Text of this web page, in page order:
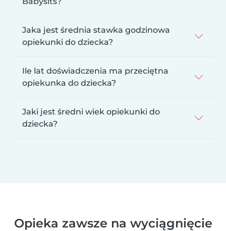
Jaka jest średnia stawka godzinowa
opiekunki do dziecka?
Ile lat doświadczenia ma przeciętna
opiekunka do dziecka?
Jaki jest średni wiek opiekunki do
dziecka?
Opieka zawsze na wyciągnięcie